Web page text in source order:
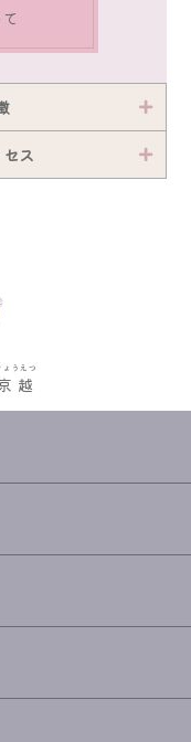
ス
越
ょうえつ